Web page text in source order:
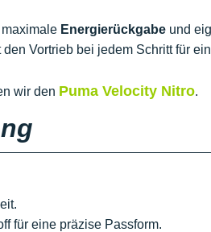
Energierückgabe und
Vortrieb bei jedem Schritt für
wir den Puma Velocity Nitro.
für eine präzise Passform.